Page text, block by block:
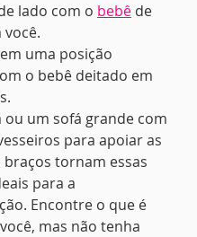
lado com o bebê de
o bebê deitado em
para apoiar as
braços tornam essas
para a
Encontre o que é
mas não tenha